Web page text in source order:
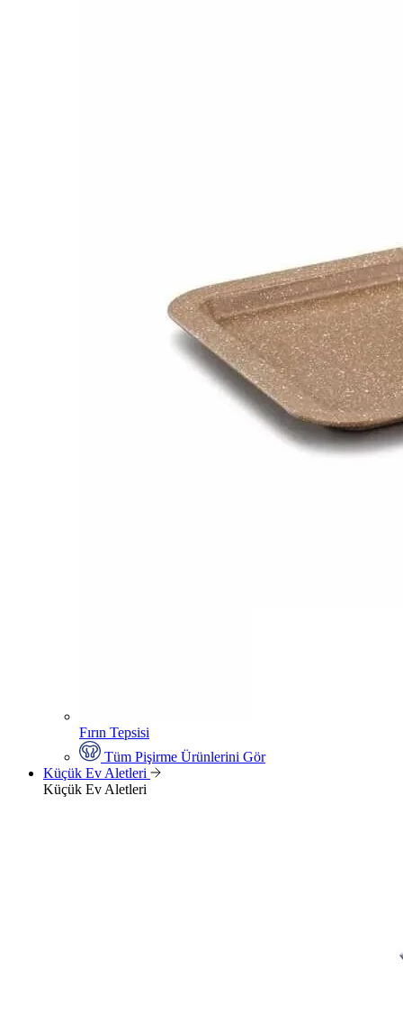
Fırın Tepsisi
Tüm Pişirme Ürünlerini Gör
Küçük Ev Aletleri
Küçük Ev Aletleri